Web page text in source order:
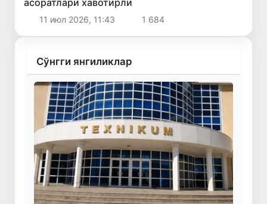
асоратлари хавотирли
11 июл 2026, 11:43 1 684
Сўнгги янгиликлар